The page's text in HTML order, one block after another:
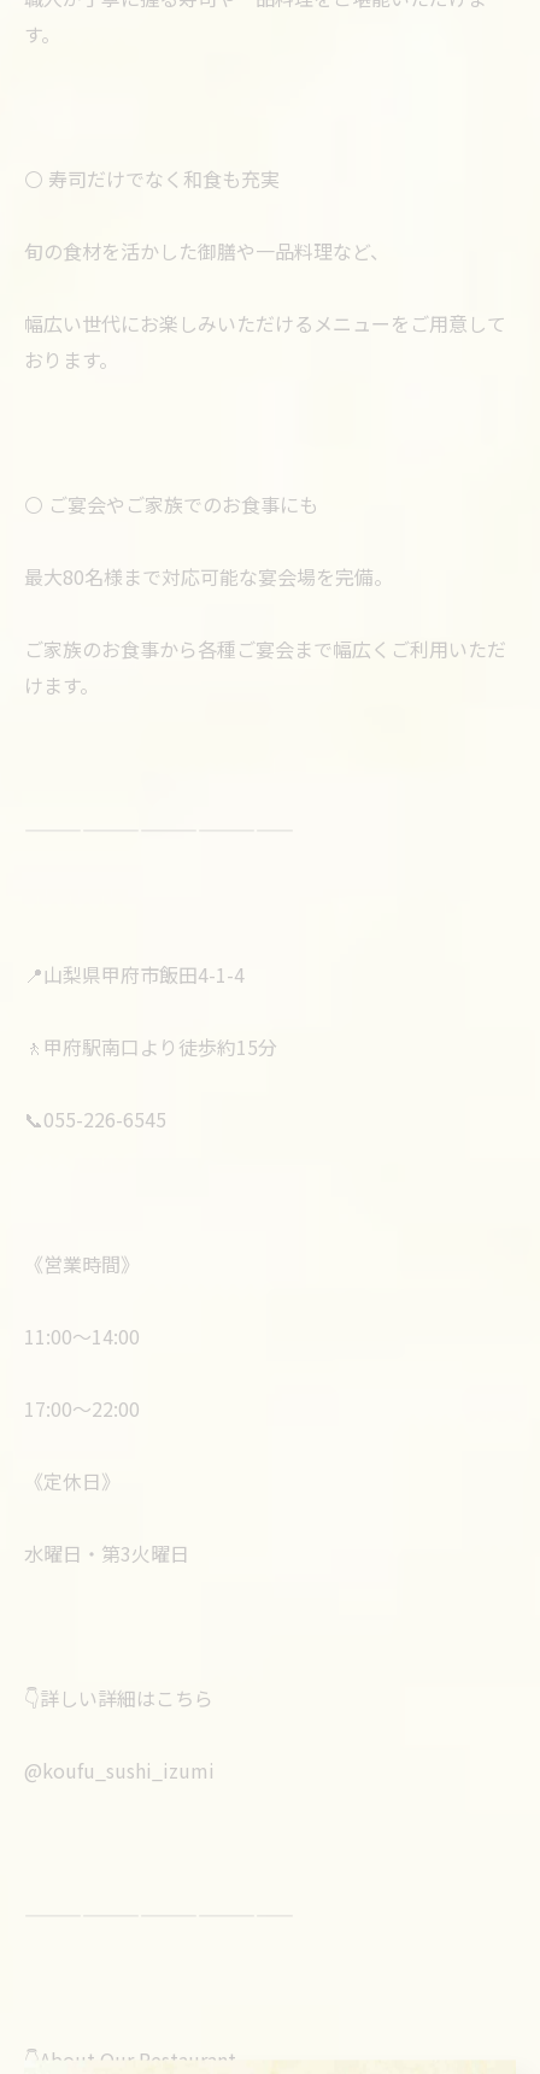
す。
⚪️ 寿司だけでなく和食も充実
旬の食材を活かした御膳や一品料理など、
幅広い世代にお楽しみいただけるメニューをご用意して
おります。
⚪️ ご宴会やご家族でのお食事にも
最大80名様まで対応可能な宴会場を完備。
ご家族のお食事から各種ご宴会まで幅広くご利用いただ
けます。
📍山梨県甲府市飯田4-1-4
🚶甲府駅南口より徒歩約15分
📞055-226-6545
《営業時間》
11:00〜14:00
17:00〜22:00
《定休日》
水曜日・第3火曜日
👇詳しい詳細はこちら
@koufu_sushi_izumi
👇About Our Restaurant